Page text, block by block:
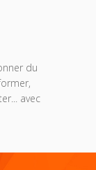
du
avec